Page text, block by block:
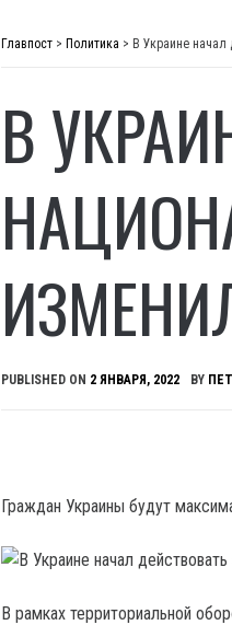
Главпост > Политика > В Украине начал
В
PUBLISHED ON 2 ЯНВАРЯ, 2022 BY
Граждан Украины будут
В рамках территориальной